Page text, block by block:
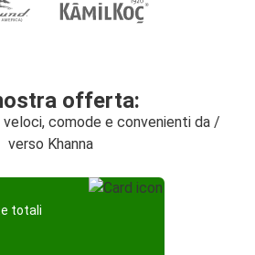
offerta:
veloci, comode e convenienti da /
verso Khanna
totali